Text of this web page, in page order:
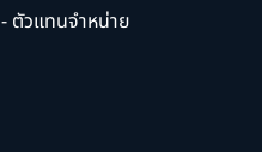
- ตัวแทนจำหน่าย